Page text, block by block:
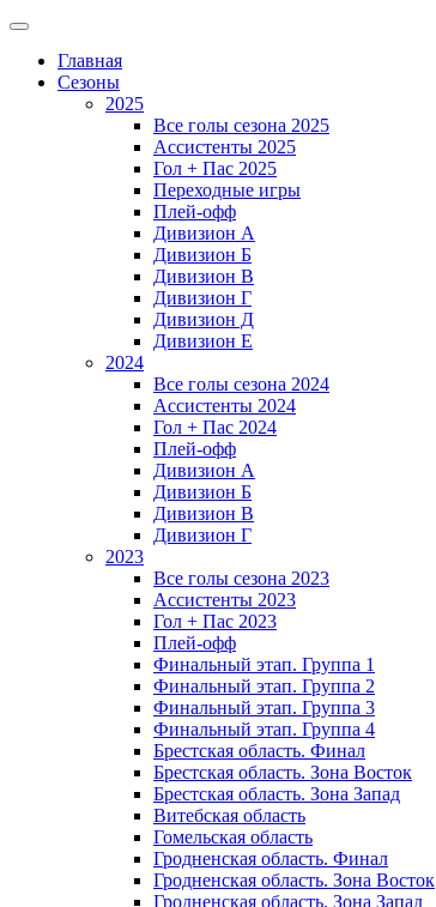
Главная
Сезоны
2025
Все голы сезона 2025
Ассистенты 2025
Гол + Пас 2025
Переходные игры
Плей-офф
Дивизион A
Дивизион Б
Дивизион В
Дивизион Г
Дивизион Д
Дивизион Е
2024
Все голы сезона 2024
Ассистенты 2024
Гол + Пас 2024
Плей-офф
Дивизион A
Дивизион Б
Дивизион В
Дивизион Г
2023
Все голы сезона 2023
Ассистенты 2023
Гол + Пас 2023
Плей-офф
Финальный этап. Группа 1
Финальный этап. Группа 2
Финальный этап. Группа 3
Финальный этап. Группа 4
Брестская область. Финал
Брестская область. Зона Восток
Брестская область. Зона Запад
Витебская область
Гомельская область
Гродненская область. Финал
Гродненская область. Зона Восток
Гродненская область. Зона Запад